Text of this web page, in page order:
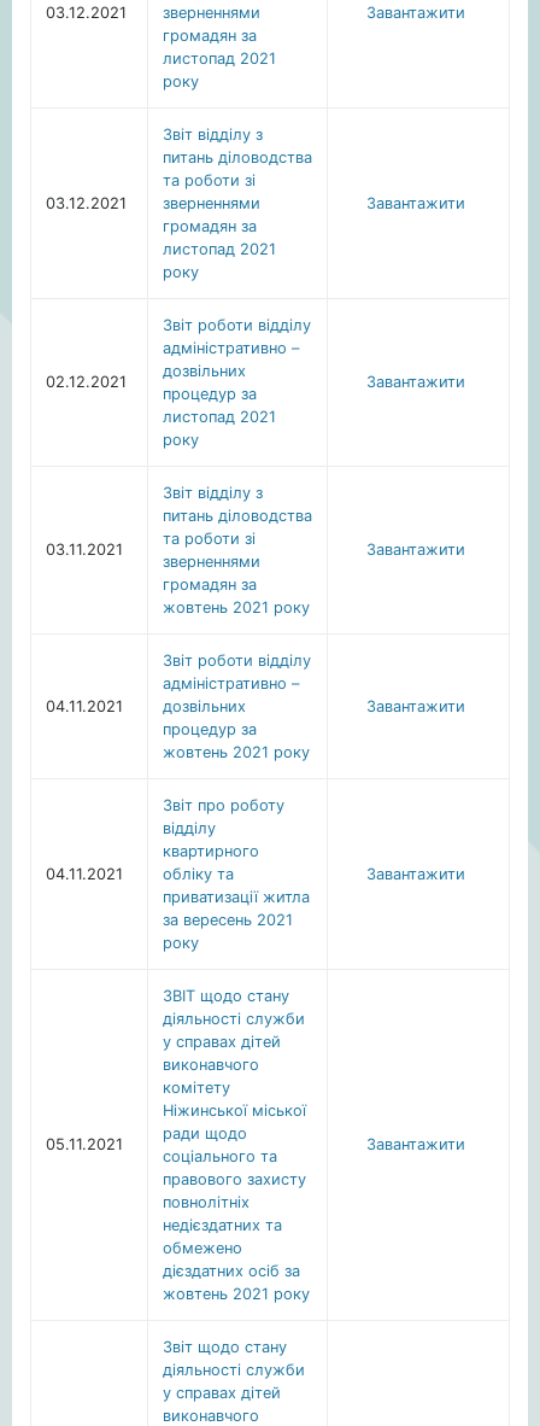
03.12.2021
зверненнями
громадян за
листопад 2021
року
Завантажити
03.12.2021
Звіт відділу з
питань діловодства
та роботи зі
зверненнями
громадян за
листопад 2021
року
Завантажити
02.12.2021
Звіт роботи відділу
адміністративно –
дозвільних
процедур за
листопад 2021
року
Завантажити
03.11.2021
Звіт відділу з
питань діловодства
та роботи зі
зверненнями
громадян за
жовтень 2021 року
Завантажити
04.11.2021
Звіт роботи відділу
адміністративно –
дозвільних
процедур за
жовтень 2021 року
Завантажити
04.11.2021
Звіт про роботу
відділу
квартирного
обліку та
приватизації житла
за вересень 2021
року
Завантажити
05.11.2021
ЗВІТ щодо стану
діяльності служби
у справах дітей
виконавчого
комітету
Ніжинської міської
ради щодо
соціального та
правового захисту
повнолітніх
недієздатних та
обмежено
дієздатних осіб за
жовтень 2021 року
Завантажити
Звіт щодо стану
діяльності служби
у справах дітей
виконавчого